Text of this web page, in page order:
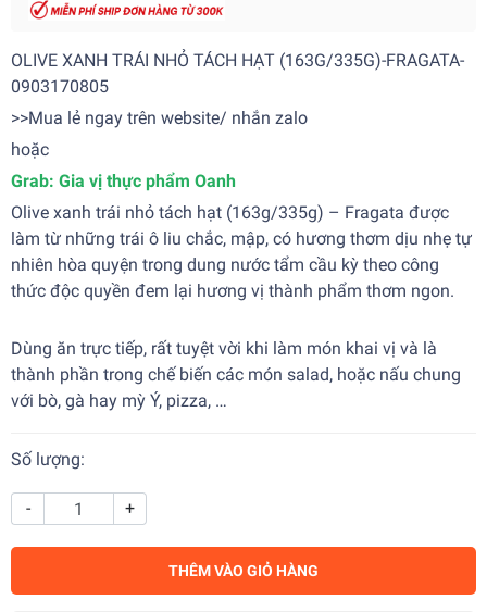
OLIVE XANH TRÁI NHỎ TÁCH HẠT (163G/335G)-FRAGATA-
0903170805
>>Mua lẻ ngay trên website/ nhắn zalo
hoặc
Grab: Gia vị thực phẩm Oanh
Olive xanh trái nhỏ tách hạt (163g/335g) – Fragata được
làm từ những trái ô liu chắc, mập, có hương thơm dịu nhẹ tự
nhiên hòa quyện trong dung nước tẩm cầu kỳ theo công
thức độc quyền đem lại hương vị thành phẩm thơm ngon.
Dùng ăn trực tiếp, rất tuyệt vời khi làm món khai vị và là
thành phần trong chế biến các món salad, hoặc nấu chung
với bò, gà hay mỳ Ý, pizza, …
Số lượng:
- +
THÊM VÀO GIỎ HÀNG